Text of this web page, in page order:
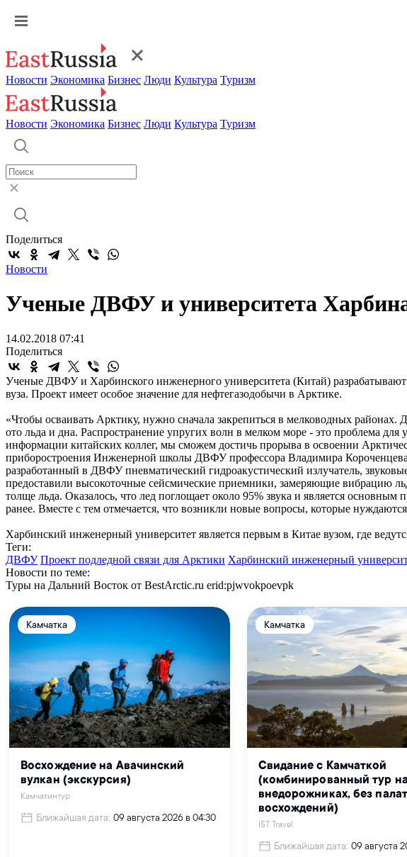
Новости Экономика Бизнес Люди Культура Туризм
Новости Экономика Бизнес Люди Культура Туризм
Поделиться
Новости
Ученые ДВФУ и университета
14.02.2018 07:41
Поделиться
Ученые ДВФУ и Харбинского инженерного университета (Китай)
вуза. Проект имеет особое значение для нефтегазодобычи в Арктике.
«Чтобы осваивать Арктику, нужно сначала закрепиться в мелководных
ото льда и дна. Распространение упругих волн в мелком море - это проблема
информации китайских коллег, мы сможем достичь прорыва в освоении
приборостроения Инженерной школы ДВФУ профессора Владимира
разработанный в ДВФУ пневматический гидроакустический излучатель,
предоставили высокоточные сейсмические приемники, замеряющие вибрацию
толще льда. Оказалось, что лед поглощает около 95% звука и является
ранее. Вместе с тем отмечается, что возникли новые вопросы, которые
Харбинский инженерный университет является первым в Китае вузом, где
Теги:
ДВФУ Проект подледной связи для Арктики Харбинский инженерный
Новости по теме:
Туры на Дальний Восток от BestArctic.ru erid:pjwvokpoevpk